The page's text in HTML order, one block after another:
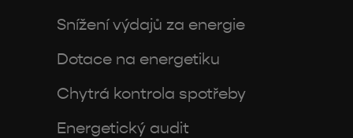
Snížení výdajů za energie
Dotace na energetiku
Chytrá kontrola spotřeby
Energetický audit